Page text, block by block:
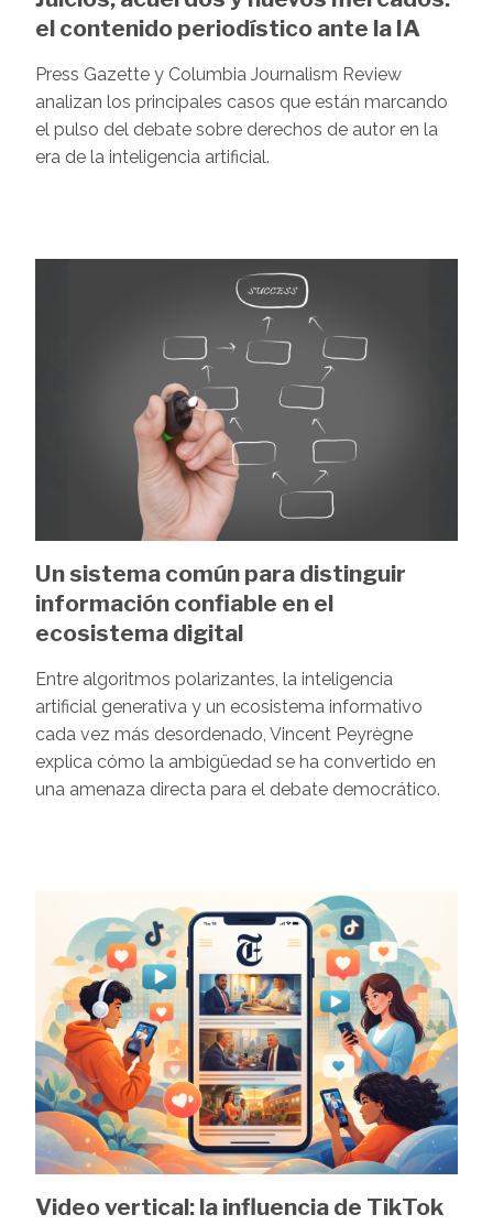
el contenido periodístico ante la IA
Press Gazette y Columbia Journalism Review
analizan los principales casos que están marcando
el pulso del debate sobre derechos de autor en la
era de la inteligencia artificial.
Un sistema común para distinguir
información confiable en el
ecosistema digital
Entre algoritmos polarizantes, la inteligencia
artificial generativa y un ecosistema informativo
cada vez más desordenado, Vincent Peyrègne
explica cómo la ambigüedad se ha convertido en
una amenaza directa para el debate democrático.
Video vertical: la influencia de TikTok